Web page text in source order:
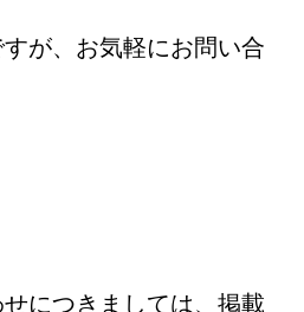
が、お気軽にお問い合
につきましては、掲載